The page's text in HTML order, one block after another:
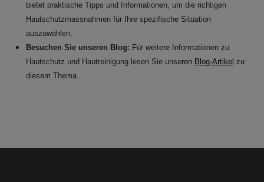
bietet praktische Tipps und Informationen, um die richtigen
Hautschutzmassnahmen für Ihre spezifische Situation
auszuwählen.
Besuchen Sie unseren Blog: Für weitere Informationen zu
Hautschutz und Hautreinigung lesen Sie unseren Blog-Artike zu
diesem Thema.